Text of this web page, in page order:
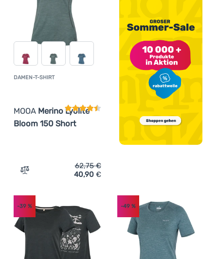
DAMEN-T-SHIRT
MOOA Merino Lyolite
Bloom 150 Short
Zum Vergleich 'Damen-T-Shirt MOOA Merino Lyolite
62,75€
40,90 €
-39 % -49%